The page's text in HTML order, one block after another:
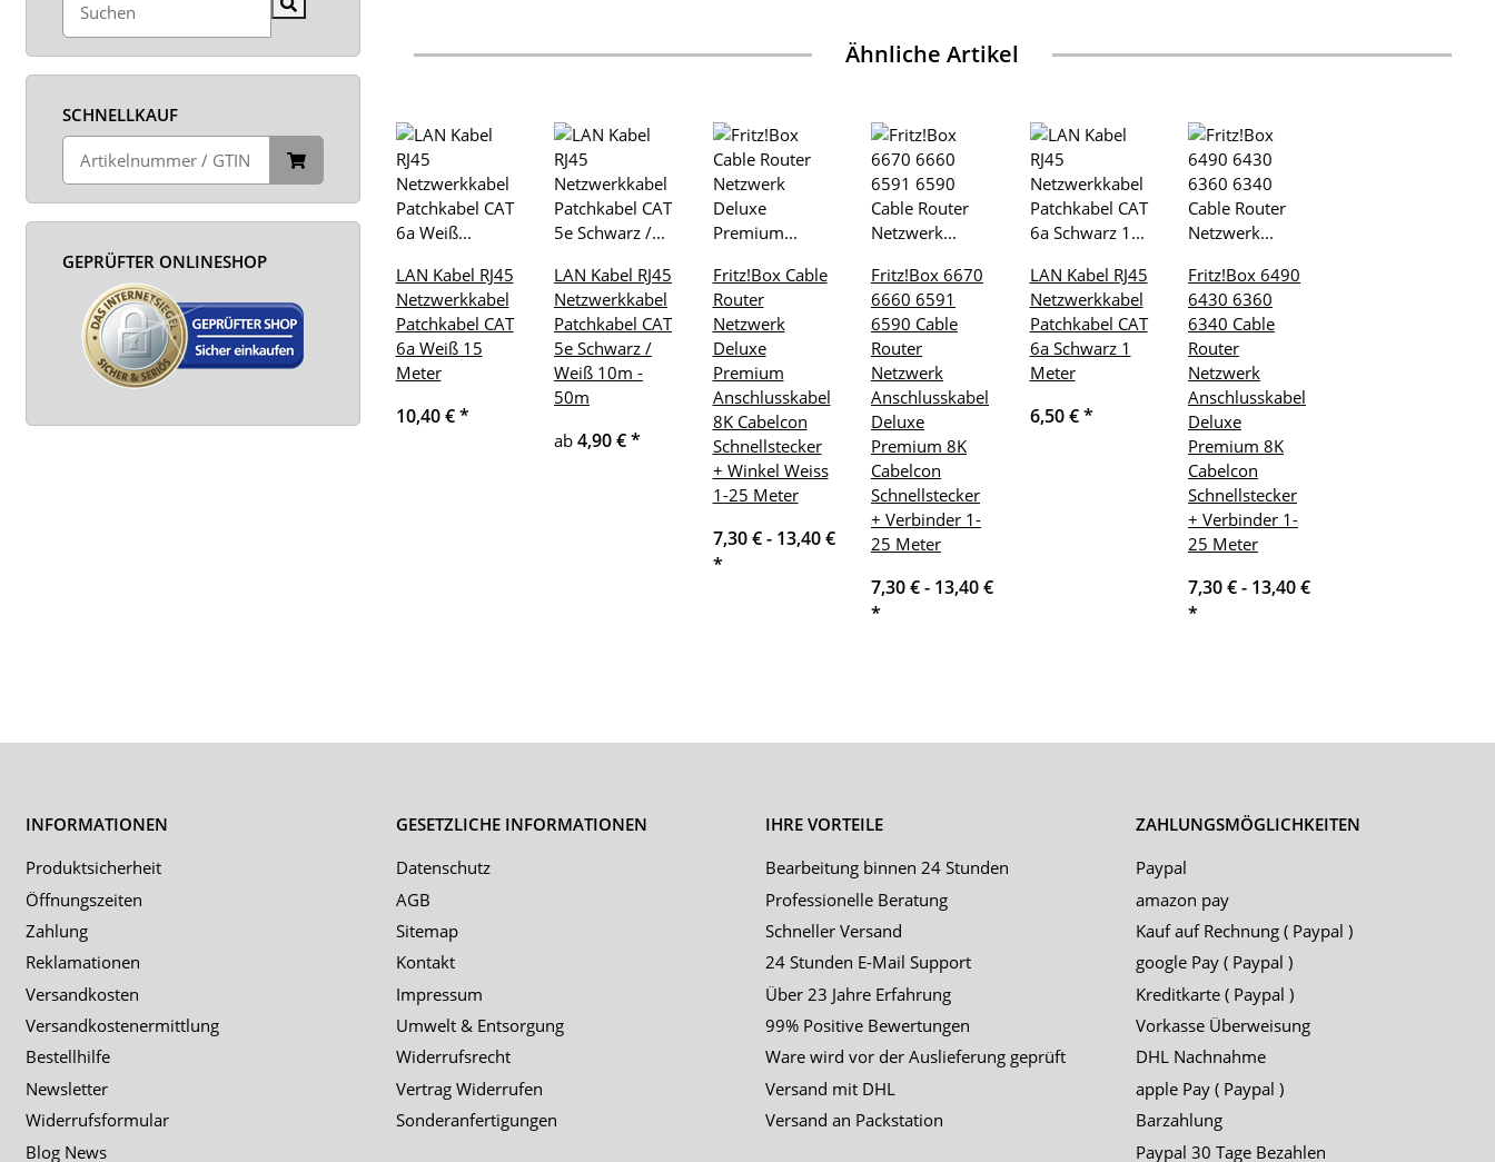
Ähnliche Artikel
LAN Kabel RJ45
Netzwerkkabel
Patchkabel CAT
6a Weiß 15
Meter
10,40 €*
LAN Kabel RJ45
Netzwerkkabel
Patchkabel CAT
5e Schwarz /
Weiß 10m -
50m
ab 4,90 €*
Fritz!Box Cable
Router
Netzwerk
Deluxe
Premium
Anschlusskabel
8K Cabelcon
Schnellstecker
+ Winkel Weiss
1-25 Meter
7,30 € - 13,40 €
*
Fritz!Box 6670
6660 6591
6590 Cable
Router
Netzwerk
Anschlusskabel
Deluxe
Premium 8K
Cabelcon
Schnellstecker
+ Verbinder 1-
25 Meter
7,30 € - 13,40 €
*
LAN Kabel RJ45
Netzwerkkabel
Patchkabel CAT
6a Schwarz 1
Meter
6,50 €*
Fritz!Box 6490
6430 6360
6340 Cable
Router
Netzwerk
Anschlusskabel
Deluxe
Premium 8K
Cabelcon
Schnellstecker
+ Verbinder 1-
25 Meter
7,30 € - 13,40 €
*
SCHNELLKAUF
GEPRÜFTER ONLINESHOP
INFORMATIONEN
Produktsicherheit
Öffnungszeiten
Zahlung
Reklamationen
Versandkosten
Versandkostenermittlung
Bestellhilfe
Newsletter
Widerrufsformular
Blog News
GESETZLICHE INFORMATIONEN
Datenschutz
AGB
Sitemap
Kontakt
Impressum
Umwelt & Entsorgung
Widerrufsrecht
Vertrag Widerrufen
Sonderanfertigungen
IHRE VORTEILE
Bearbeitung binnen 24 Stunden
Professionelle Beratung
Schneller Versand
24 Stunden E-Mail Support
Über 23 Jahre Erfahrung
99% Positive Bewertungen
Ware wird vor der Auslieferung geprüft
Versand mit DHL
Versand an Packstation
ZAHLUNGSMÖGLICHKEITEN
Paypal
amazon pay
Kauf auf Rechnung ( Paypal )
google Pay ( Paypal )
Kreditkarte ( Paypal )
Vorkasse Überweisung
DHL Nachnahme
apple Pay ( Paypal )
Barzahlung
Paypal 30 Tage Bezahlen